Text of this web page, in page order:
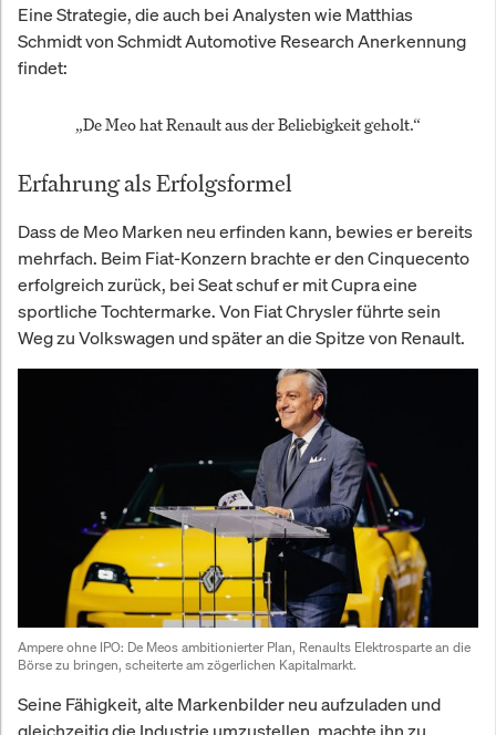
Eine Strategie, die auch bei Analysten wie Matthias
Schmidt von Schmidt Automotive Research Anerkennung
findet:
„De Meo hat Renault aus der Beliebigkeit geholt.“
Erfahrung als Erfolgsformel
Dass de Meo Marken neu erfinden kann, bewies er bereits
mehrfach. Beim Fiat-Konzern brachte er den Cinquecento
erfolgreich zurück, bei Seat schuf er mit Cupra eine
sportliche Tochtermarke. Von Fiat Chrysler führte sein
Weg zu Volkswagen und später an die Spitze von Renault.
Ampere ohne IPO: De Meos ambitionierter Plan, Renaults Elektrosparte an die
Börse zu bringen, scheiterte am zögerlichen Kapitalmarkt.
Seine Fähigkeit, alte Markenbilder neu aufzuladen und